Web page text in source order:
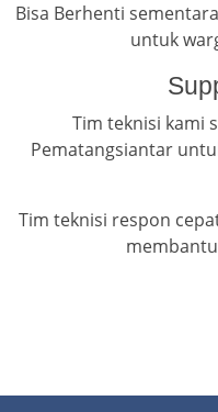
Bisa Berhenti
untuk
Tim teknisi kami
Pematangsiantar
Tim teknisi respon